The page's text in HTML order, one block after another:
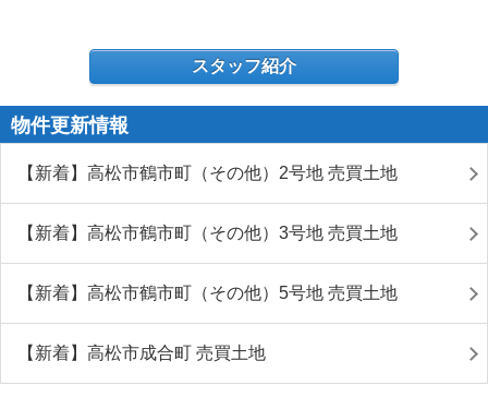
スタッフ紹介
物件更新情報
【新着】高松市鶴市町（その他）2号地 売買土地
【新着】高松市鶴市町（その他）3号地 売買土地
【新着】高松市鶴市町（その他）5号地 売買土地
【新着】高松市成合町 売買土地